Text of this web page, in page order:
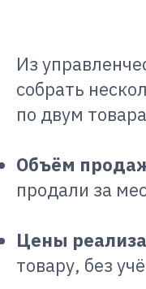
Из
собрать
по двум
Объём
продали за
Цены
товару, без